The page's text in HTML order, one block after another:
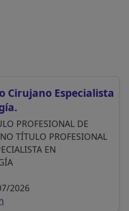
Cirujano Especialista
PROFESIONAL DE
TÍTULO PROFESIONAL
EN
2026